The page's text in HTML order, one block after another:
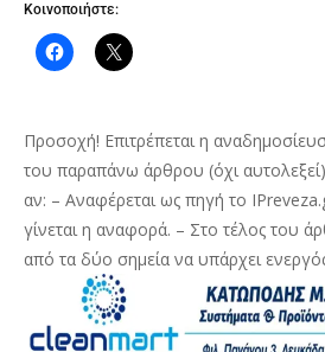
Κοινοποιήστε:
Προσοχή! Επιτρέπεται η
του παραπάνω άρθρου (όχι
αν: – Αναφέρεται ως πηγή το
γίνεται η αναφορά. – Στο τέλος του
από τα δύο σημεία να υπάρχει